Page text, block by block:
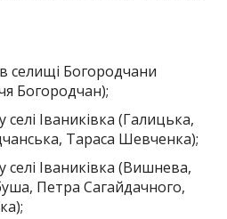
селищі Богородчани
Богородчан);
селі Іваниківка (Галицька,
Тараса Шевченка);
селі Іваниківка (Вишнева,
Петра Сагайдачного,